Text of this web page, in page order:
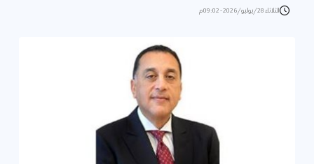
الثلاثاء 28/يوليو/2026 - 09:02 م